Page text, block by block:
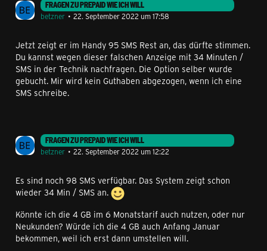
FRAGEN ZU PREPAID WIE ICH WILL
betzner
22. September 2022 um 17:58
Jetzt zeigt er im Handy 95 SMS Rest an, das dürfte stimmen.
Du kannst wegen dieser falschen Anzeige mit 34 Minuten /
SMS in der Technik nachfragen. Die Option selber wurde
gebucht. Mir wird kein Guthaben abgezogen, wenn ich eine
SMS schreibe.
FRAGEN ZU PREPAID WIE ICH WILL
betzner
22. September 2022 um 12:22
Es sind noch 98 SMS verfügbar. Das System zeigt schon
wieder 34 Min / SMS an.
Könnte ich die 4 GB im 6 Monatstarif auch nutzen, oder nur
Neukunden? Würde ich die 4 GB auch Anfang Januar
bekommen, weil ich erst dann umstellen will.